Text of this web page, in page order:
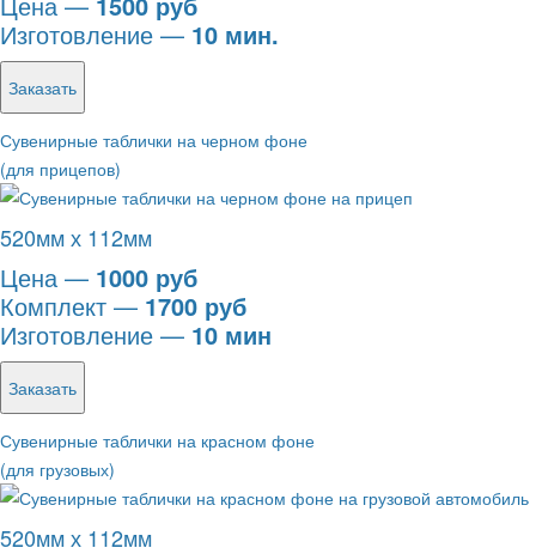
Изготовление — 10 мин.
Заказать
Сувенирные таблички на черном фоне
(для прицепов)
520мм х 112мм
Цена — 1000 руб
Комплект — 1700 руб
Изготовление — 10 мин
Заказать
Сувенирные таблички на красном фоне
(для грузовых)
520мм х 112мм